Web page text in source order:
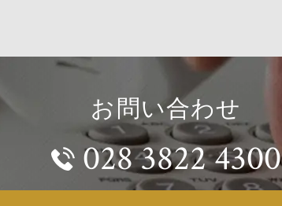
お問い合わせ
028 3822 4300